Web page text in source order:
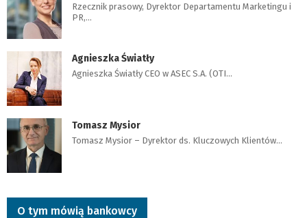
Rzecznik prasowy, Dyrektor Departamentu Marketingu i
PR,…
Agnieszka Światły
Agnieszka Światły CEO w ASEC S.A. (OTI…
Tomasz Mysior
Tomasz Mysior – Dyrektor ds. Kluczowych Klientów…
O tym mówią bankowcy